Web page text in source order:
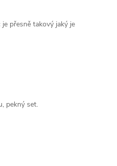
přesně takový jaký je
pekný set.